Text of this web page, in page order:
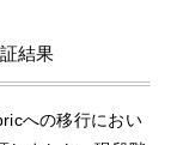
結果
への移行におい